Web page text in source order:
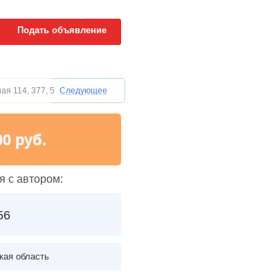
Подать объявление
Следующее
114, 377, 508, 530, 720, 1020, 1220
руб.
с автором:
область